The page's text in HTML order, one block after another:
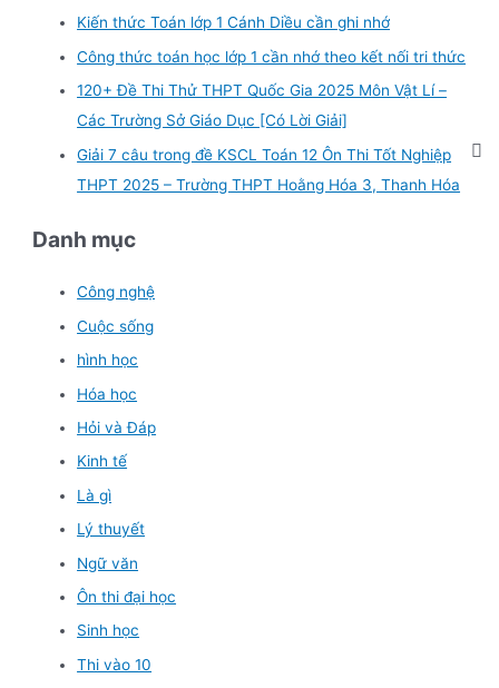
Kiến thức Toán lớp 1 Cánh Diều cần ghi nhớ
Công thức toán học lớp 1 cần nhớ theo kết nối tri thức
120+ Đề Thi Thử THPT Quốc Gia 2025 Môn Vật Lí –
Các Trường Sở Giáo Dục [Có Lời Giải]
Giải 7 câu trong đề KSCL Toán 12 Ôn Thi Tốt Nghiệp
THPT 2025 – Trường THPT Hoằng Hóa 3, Thanh Hóa
Danh mục
Công nghệ
Cuộc sống
hình học
Hóa học
Hỏi và Đáp
Kinh tế
Là gì
Lý thuyết
Ngữ văn
Ôn thi đại học
Sinh học
Thi vào 10